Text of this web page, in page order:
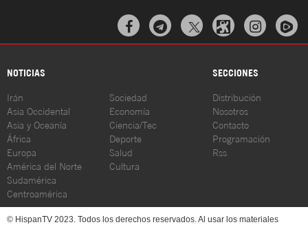
  
NOTICIAS SECCIONES
Irán
Asia Occidental
Asia y Oceanía
África
Europa
América del Norte
Sudamérica
Centroamérica
Sociedad
Economía
Ciencia/Tec
Deporte
Salud
Cultura
Distribución
Nosotros
Contacto
Programación
Rss
© HispanTV 2023. Todos los derechos reservados. Al usar los materiales